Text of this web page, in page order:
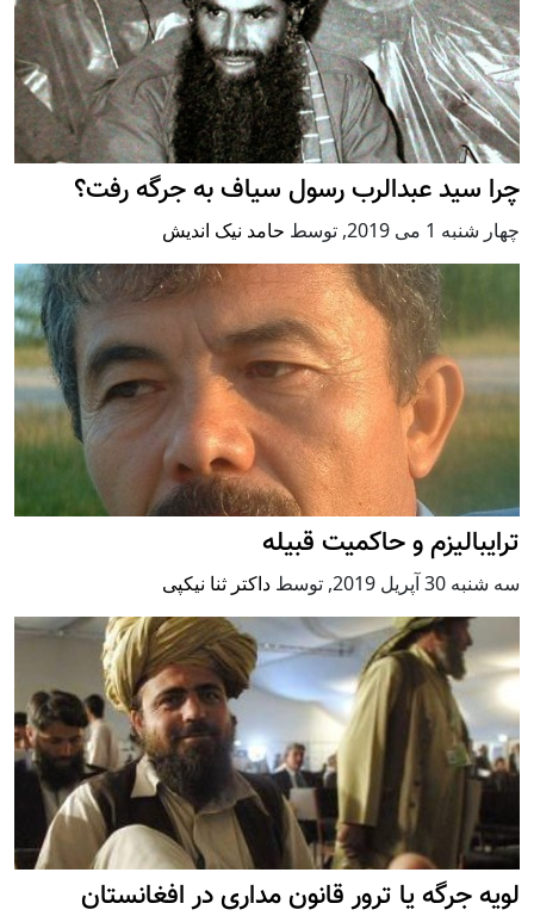
چرا سید عبدالرب رسول سیاف به جرگه رفت؟
چهار شنبه 1 می 2019 , توسط حامد نیک اندیش
ترایبالیزم و حاکمیت قبیله
سه شنبه 30 آپریل 2019 , توسط داکتر ثنا نیکپی
لویه جرگه یا ترور قانون مداری در افغانستان